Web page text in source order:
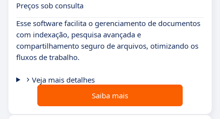
Preços sob consulta
Esse software facilita o gerenciamento de documentos
com indexação, pesquisa avançada e
compartilhamento seguro de arquivos, otimizando os
fluxos de trabalho.
Veja mais detalhes
Saiba mais